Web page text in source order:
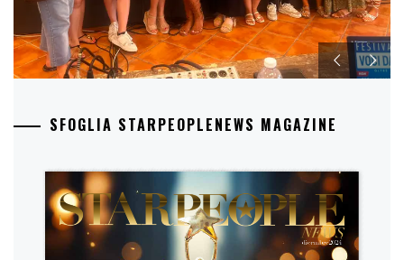
SFOGLIA STARPEOPLENEWS MAGAZINE